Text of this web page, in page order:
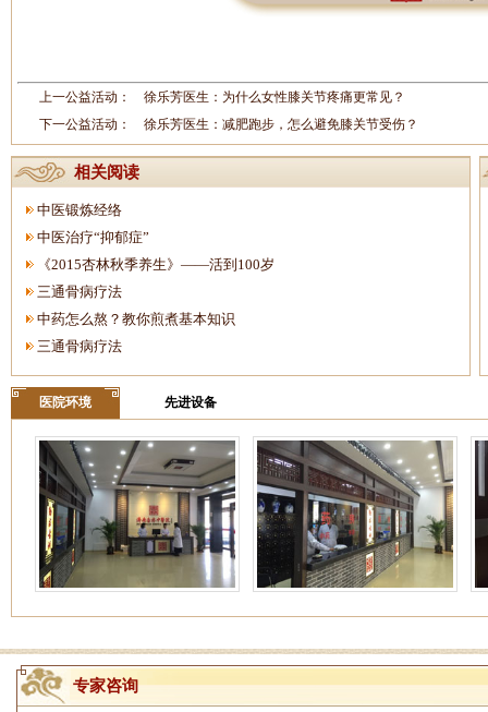
上一公益活动： 徐乐芳医生：为什么女性膝关节疼痛更常见？
下一公益活动： 徐乐芳医生：减肥跑步，怎么避免膝关节受伤？
相关阅读
中医锻炼经络
中医治疗“抑郁症”
《2015杏林秋季养生》——活到100岁
三通骨病疗法
中药怎么熬？教你煎煮基本知识
三通骨病疗法
医院环境 先进设备
专家咨询
姓名：